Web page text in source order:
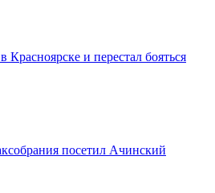
и перестал бояться
посетил Ачинский